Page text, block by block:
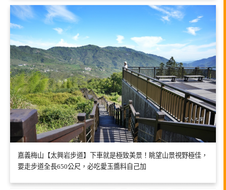
嘉義梅山【太興岩步道】下車就是極致美景！眺望山景視野極佳，
要走步道全長650公尺，必吃愛玉醬料自己加